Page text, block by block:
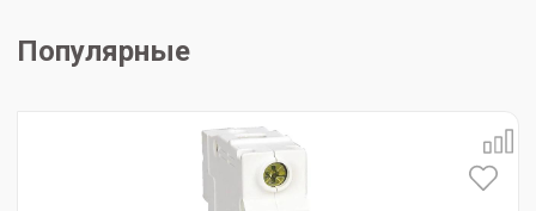
Популярные